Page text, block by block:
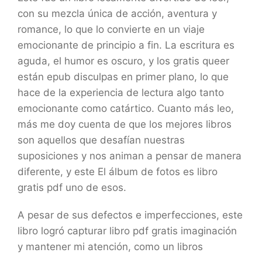
con su mezcla única de acción, aventura y
romance, lo que lo convierte en un viaje
emocionante de principio a fin. La escritura es
aguda, el humor es oscuro, y los gratis queer
están epub disculpas en primer plano, lo que
hace de la experiencia de lectura algo tanto
emocionante como catártico. Cuanto más leo,
más me doy cuenta de que los mejores libros
son aquellos que desafían nuestras
suposiciones y nos animan a pensar de manera
diferente, y este El álbum de fotos es libro
gratis pdf uno de esos.
A pesar de sus defectos e imperfecciones, este
libro logró capturar libro pdf gratis imaginación
y mantener mi atención, como un libros